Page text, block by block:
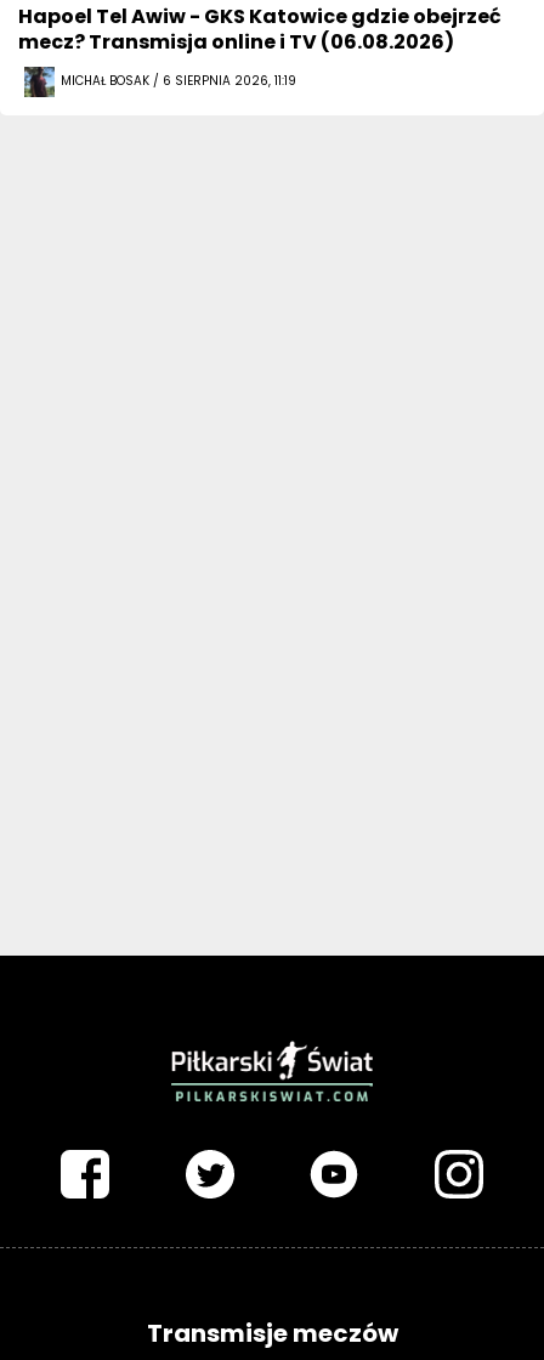
Hapoel Tel Awiw - GKS Katowice gdzie obejrzeć
mecz? Transmisja online i TV (06.08.2026)
MICHAŁ BOSAK / 6 SIERPNIA 2026, 11:19
Transmisje meczów